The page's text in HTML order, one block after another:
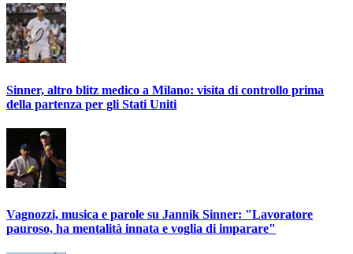
Sinner, altro blitz medico a Milano: visita di controllo prima
della partenza per gli Stati Uniti
Vagnozzi, musica e parole su Jannik Sinner: "Lavoratore
pauroso, ha mentalità innata e voglia di imparare"